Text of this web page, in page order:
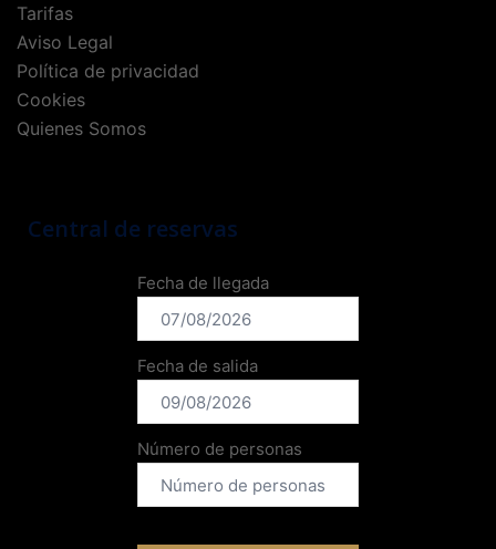
Tarifas
Aviso Legal
Política de privacidad
Cookies
Quienes Somos
Central de reservas
Fecha de llegada
Fecha de salida
Número de personas